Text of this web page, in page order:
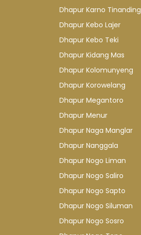
Dhapur Karno Tinanding
Dhapur Kebo Lajer
Dhapur Kebo Teki
Dhapur Kidang Mas
Dhapur Kolomunyeng
Dhapur Korowelang
Dhapur Megantoro
Dhapur Menur
Dhapur Naga Manglar
Dhapur Nanggala
Dhapur Nogo Liman
Dhapur Nogo Saliro
Dhapur Nogo Sapto
Dhapur Nogo Siluman
Dhapur Nogo Sosro